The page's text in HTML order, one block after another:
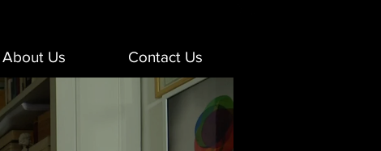
About Us Contact Us